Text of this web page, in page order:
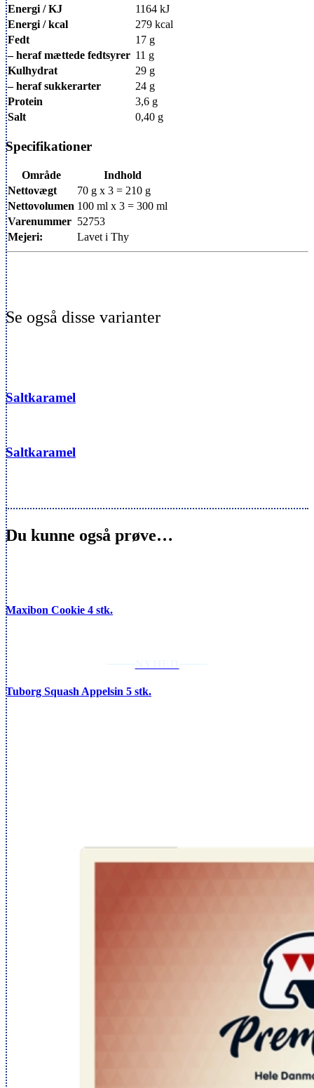
Energi / KJ
1164 kJ
Energi / kcal
279 kcal
Fedt
17 g
– heraf mættede fedtsyrer 11 g
Kulhydrat
29 g
– heraf sukkerarter
24 g
Protein
3,6 g
Salt
0,40 g
Specifikationer
Område
Indhold
Nettovægt
70 g x 3 = 210 g
Nettovolumen 100 ml x 3 = 300 ml
Varenummer 52753
Mejeri:
Lavet i Thy
Saltkaramel
Saltkaramel
Du kunne også prøve…
Maxibon Cookie 4 stk.
Tuborg Squash Appelsin 5 stk.